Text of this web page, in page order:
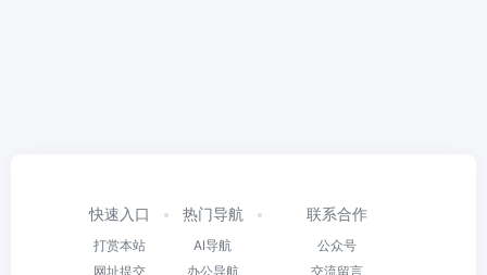
快速入口
打赏本站
网址提交
热门导航
AI导航
办公导航
联系合作
公众号
交流留言